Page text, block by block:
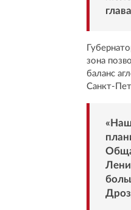
зона
баланс
Санкт-